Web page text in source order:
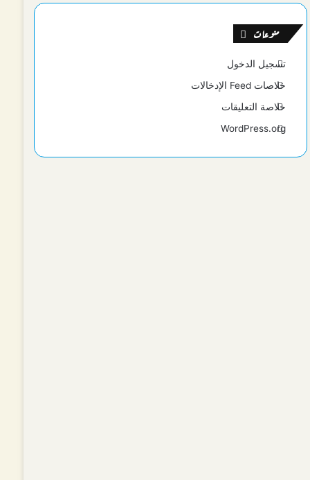
منوعات
تسجيل الدخول
خلاصات Feed الإدخالات
خلاصة التعليقات
WordPress.org